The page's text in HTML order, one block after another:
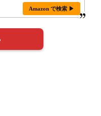
Amazon で検索 ▶